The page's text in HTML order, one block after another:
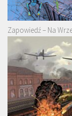
Zapowiedź – Na